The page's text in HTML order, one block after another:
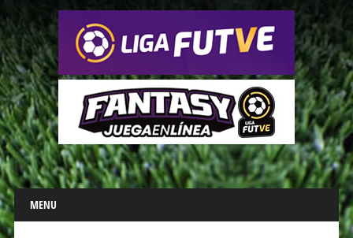
Main menu
Skip
to
content
MENU